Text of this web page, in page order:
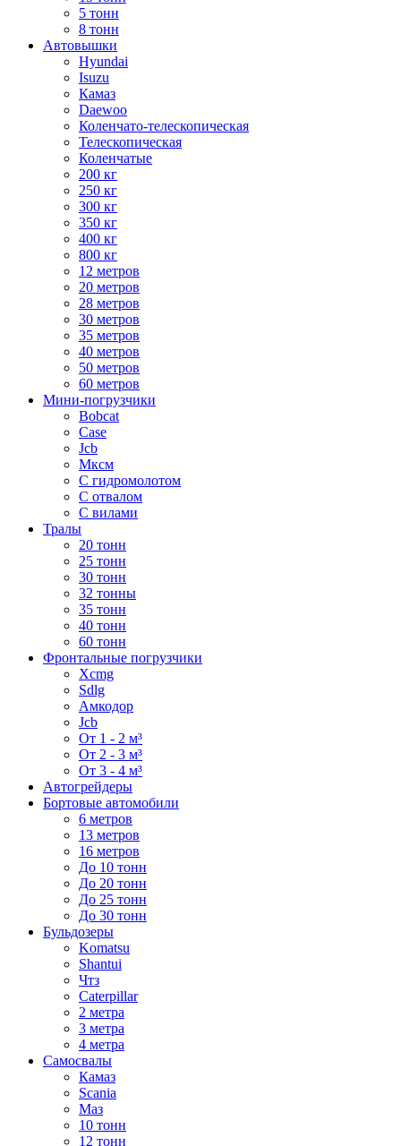
5 тонн
8 тонн
Автовышки
Hyundai
Isuzu
Камаз
Daewoo
Коленчато-телескопическая
Телескопическая
Коленчатые
200 кг
250 кг
300 кг
350 кг
400 кг
800 кг
12 метров
20 метров
28 метров
30 метров
35 метров
40 метров
50 метров
60 метров
Мини-погрузчики
Bobcat
Case
Jcb
Мксм
С гидромолотом
С отвалом
С вилами
Тралы
20 тонн
25 тонн
30 тонн
32 тонны
35 тонн
40 тонн
60 тонн
Фронтальные погрузчики
Xcmg
Sdlg
Амкодор
Jcb
От 1 - 2 м³
От 2 - 3 м³
От 3 - 4 м³
Автогрейдеры
Бортовые автомобили
6 метров
13 метров
16 метров
До 10 тонн
До 20 тонн
До 25 тонн
До 30 тонн
Бульдозеры
Komatsu
Shantui
Чтз
Caterpillar
2 метра
3 метра
4 метра
Самосвалы
Камаз
Scania
Маз
10 тонн
12 тонн